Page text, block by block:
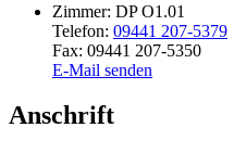
Zimmer: DP O1.01
Telefon: 09441 207-5379
Fax: 09441 207-5350
E-Mail senden
Anschrift